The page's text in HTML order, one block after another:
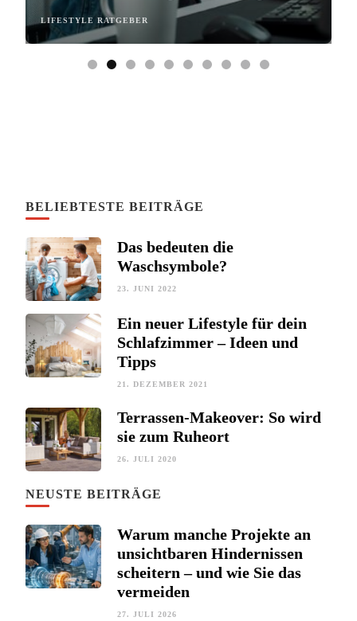
LIFESTYLE RATGEBER
BELIEBTESTE BEITRÄGE
Das bedeuten die
Waschsymbole?
23. JUNI 2022
Ein neuer Lifestyle für dein
Schlafzimmer – Ideen und
Tipps
21. DEZEMBER 2021
Terrassen-Makeover: So wird
sie zum Ruheort
26. JULI 2020
NEUSTE BEITRÄGE
Warum manche Projekte an
unsichtbaren Hindernissen
scheitern – und wie Sie das
vermeiden
27. JULI 2026